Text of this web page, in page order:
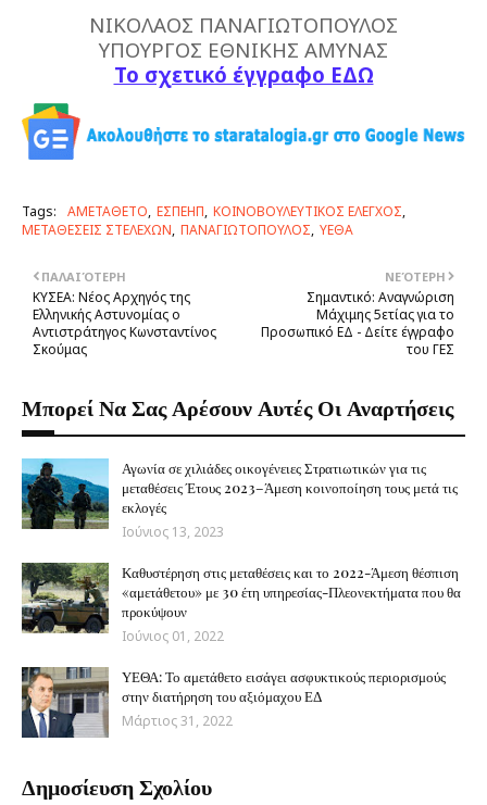
ΝΙΚΟΛΑΟΣ ΠΑΝΑΓΙΩΤΟΠΟΥΛΟΣ
ΥΠΟΥΡΓΟΣ ΕΘΝΙΚΗΣ ΑΜΥΝΑΣ
Το σχετικό έγγραφο ΕΔΩ
Tags: ΑΜΕΤΑΘΕΤΟ ΕΣΠΕΗΠ ΚΟΙΝΟΒΟΥΛΕΥΤΙΚΟΣ ΕΛΕΓΧΟΣ
ΜΕΤΑΘΕΣΕΙΣ ΣΤΕΛΕΧΩΝ ΠΑΝΑΓΙΩΤΟΠΟΥΛΟΣ ΥΕΘΑ
ΝΕΌΤΕΡΗ
Σημαντικό: Αναγνώριση
Μάχιμης 5ετίας για το
Προσωπικό ΕΔ - Δείτε έγγραφο
του ΓΕΣ
ΠΑΛΑΙΌΤΕΡΗ
ΚΥΣΕΑ: Νέος Αρχηγός της
Ελληνικής Αστυνομίας ο
Αντιστράτηγος Κωνσταντίνος
Σκούμας
Μπορεί Να Σας Αρέσουν Αυτές Οι Αναρτήσεις
Αγωνία σε χιλιάδες οικογένειες Στρατιωτικών για τις
μεταθέσεις Έτους 2023–Άμεση κοινοποίηση τους μετά τις
εκλογές
Ιούνιος 13, 2023
Καθυστέρηση στις μεταθέσεις και το 2022-Άμεση θέσπιση
«αμετάθετου» με 30 έτη υπηρεσίας-Πλεονεκτήματα που θα
προκύψουν
Ιούνιος 01, 2022
ΥΕΘΑ: Το αμετάθετο εισάγει ασφυκτικούς περιορισμούς
στην διατήρηση του αξιόμαχου ΕΔ
Μάρτιος 31, 2022
Δημοσίευση Σχολίου